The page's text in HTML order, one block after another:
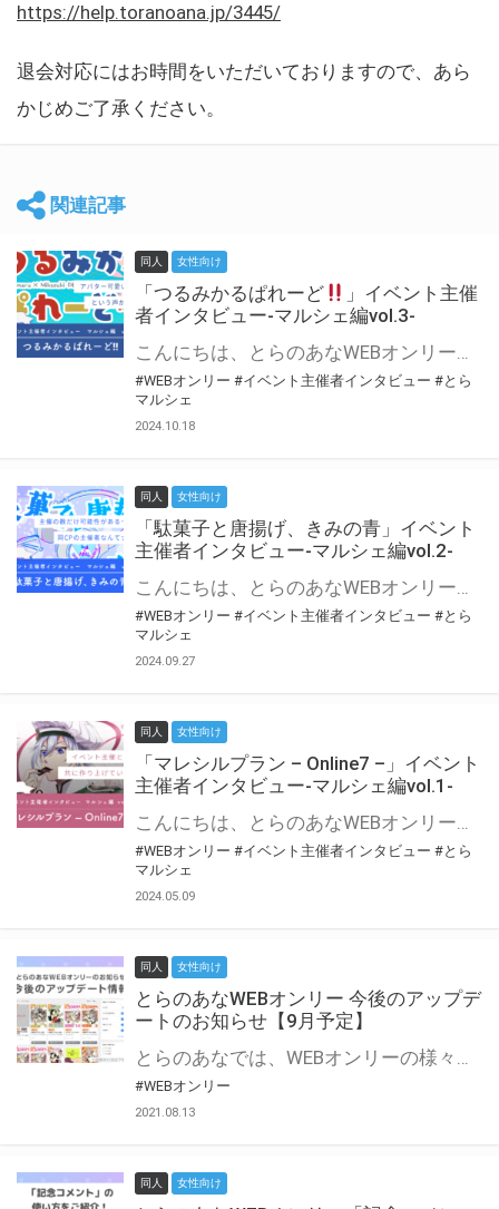
https://help.toranoana.jp/3445/
退会対応にはお時間をいただいておりますので、あら
かじめご了承ください。
関連記事
同人 女性向け
「つるみかるぱれーど
」イベント主催
者インタビュー-マルシェ編vol.3-
こんにちは、とらのあなWEBオンリー運営スタッフです。 新たにお届けする、イベント主催者インタビュー-マルシェ編-は、 とらのあなWEBオンリー「マルシェ」をご利用した主催様に 「マルシェ」を使って開催した感想や心がけをお聞きする企画です。 今回は、WEBオンリー初開催「つるみかるぱれーど
#WEBオンリー #イベント主催者インタビュー #とら
マルシェ
2024.10.18
同人 女性向け
「駄菓子と唐揚げ、きみの青」イベント
主催者インタビュー-マルシェ編vol.2-
こんにちは、とらのあなWEBオンリー運営スタッフです。 新たにお届けする、イベント主催者インタビュー-マルシェ編-は、 とらのあなWEBオンリー「マルシェ」をご利用の主催様に 「マルシェ」を使ってイベントを開催した感想や心がけをお聞きする企画です。 今回は、WEBオンリー初開催「駄菓子と唐揚げ、きみの青」より、 主催のぎこ六屋様にお話を伺いました。 協力：ぎこ六屋様／イベント公式Twitter（@krkgwks） とらのあなWEBオンリー「マルシェ」とは？ WEBオンリーでリアルタイムでコミュニケーションがとれるオンライン会場です。
#WEBオンリー #イベント主催者インタビュー #とら
マルシェ
2024.09.27
同人 女性向け
「マレシルプラン – Online7 –」イベント
主催者インタビュー-マルシェ編vol.1-
こんにちは、とらのあなWEBオンリー運営スタッフです。 新たにお届けする、イベント主催者インタビュー-マルシェ編-は、 とらのあなWEBオンリー「マルシェ」をご利用した主催様に 「マルシェ」を使って開催した感想や心がけをお聞きする企画です。 今回は、WEBオンリー開催7回目迎えた「マレシルプラン – Online7 –」より、 主催の玉川うた様にお話を伺いました。 ▼マレシルプランのインタビュー前回記事 「イベント主催者インタビュー vol.6」はこちら 協力：玉川うた様（マレシルプラン実行委員会 代表）／イベント公式Twitter（@mallesil_plan） とらのあなWEBオンリー「マルシェ」とは？ WEBオンリーでリアルタイムでコミュニケーションがとれるオンライン会場です。
#WEBオンリー #イベント主催者インタビュー #とら
マルシェ
2024.05.09
同人 女性向け
とらのあなWEBオンリー 今後のアップデ
ートのお知らせ【9月予定】
とらのあなでは、WEBオンリーの様々な支援を実施しています。 今回は2021年9月に実装を予定しているアップデート情報についてご紹介いたします。 とらのあなWEBオンリーサイトはこちら
#WEBオンリー
2021.08.13
同人 女性向け